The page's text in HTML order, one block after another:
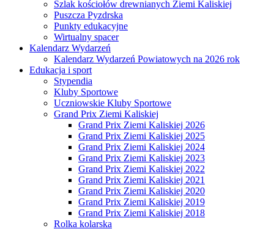
Szlak kościołów drewnianych Ziemi Kaliskiej
Puszcza Pyzdrska
Punkty edukacyjne
Wirtualny spacer
Kalendarz Wydarzeń
Kalendarz Wydarzeń Powiatowych na 2026 rok
Edukacja i sport
Stypendia
Kluby Sportowe
Uczniowskie Kluby Sportowe
Grand Prix Ziemi Kaliskiej
Grand Prix Ziemi Kaliskiej 2026
Grand Prix Ziemi Kaliskiej 2025
Grand Prix Ziemi Kaliskiej 2024
Grand Prix Ziemi Kaliskiej 2023
Grand Prix Ziemi Kaliskiej 2022
Grand Prix Ziemi Kaliskiej 2021
Grand Prix Ziemi Kaliskiej 2020
Grand Prix Ziemi Kaliskiej 2019
Grand Prix Ziemi Kaliskiej 2018
Rolka kolarska